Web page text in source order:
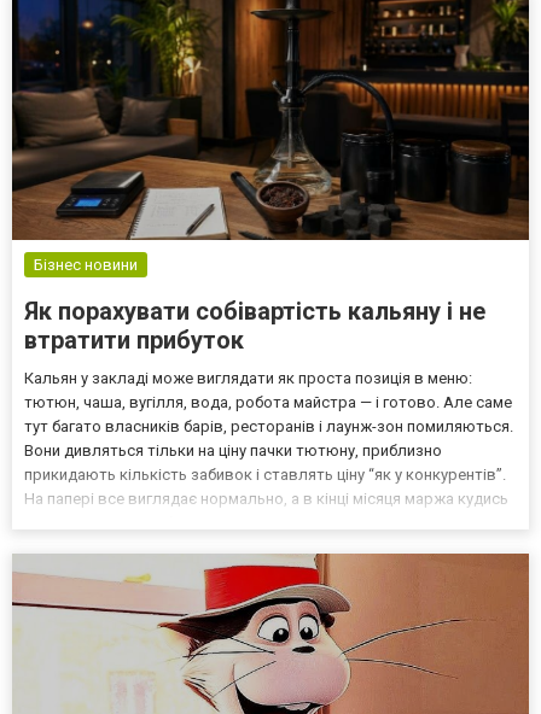
Бізнес новини
Як порахувати собівартість кальяну і не
втратити прибуток
Кальян у закладі може виглядати як проста позиція в меню:
тютюн, чаша, вугілля, вода, робота майстра — і готово. Але саме
тут багато власників барів, ресторанів і лаунж-зон помиляються.
Вони дивляться тільки на ціну пачки тютюну, приблизно
прикидають кількість забивок і ставлять ціну “як у конкурентів”.
На папері все виглядає нормально, а в кінці місяця маржа кудись